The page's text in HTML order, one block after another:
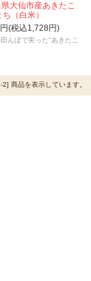
大仙市産あきたこ
ち（白米）
(税込1,728円)
んぼで実った"あきたこ
商品を表示しています。